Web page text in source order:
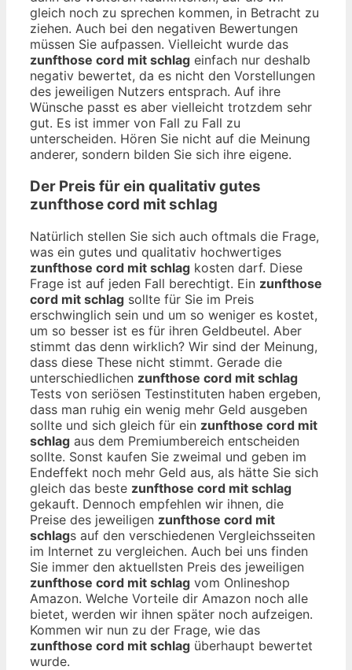
gleich noch zu sprechen kommen, in Betracht zu
ziehen. Auch bei den negativen Bewertungen
müssen Sie aufpassen. Vielleicht wurde das
zunfthose cord mit schlag einfach nur deshalb
negativ bewertet, da es nicht den Vorstellungen
des jeweiligen Nutzers entsprach. Auf ihre
Wünsche passt es aber vielleicht trotzdem sehr
gut. Es ist immer von Fall zu Fall zu
unterscheiden. Hören Sie nicht auf die Meinung
anderer, sondern bilden Sie sich ihre eigene.
Der Preis für ein qualitativ gutes
zunfthose cord mit schlag
Natürlich stellen Sie sich auch oftmals die Frage,
was ein gutes und qualitativ hochwertiges
zunfthose cord mit schlag kosten darf. Diese
Frage ist auf jeden Fall berechtigt. Ein zunfthose
cord mit schlag sollte für Sie im Preis
erschwinglich sein und um so weniger es kostet,
um so besser ist es für ihren Geldbeutel. Aber
stimmt das denn wirklich? Wir sind der Meinung,
dass diese These nicht stimmt. Gerade die
unterschiedlichen zunfthose cord mit schlag
Tests von seriösen Testinstituten haben ergeben,
dass man ruhig ein wenig mehr Geld ausgeben
sollte und sich gleich für ein zunfthose cord mit
schlag aus dem Premiumbereich entscheiden
sollte. Sonst kaufen Sie zweimal und geben im
Endeffekt noch mehr Geld aus, als hätte Sie sich
gleich das beste zunfthose cord mit schlag
gekauft. Dennoch empfehlen wir ihnen, die
Preise des jeweiligen zunfthose cord mit
schlags auf den verschiedenen Vergleichsseiten
im Internet zu vergleichen. Auch bei uns finden
Sie immer den aktuellsten Preis des jeweiligen
zunfthose cord mit schlag vom Onlineshop
Amazon. Welche Vorteile dir Amazon noch alle
bietet, werden wir ihnen später noch aufzeigen.
Kommen wir nun zu der Frage, wie das
zunfthose cord mit schlag überhaupt bewertet
wurde.